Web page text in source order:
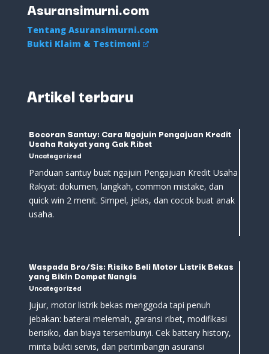
Asuransimurni.com
Tentang Asuransimurni.com
Bukti Klaim & Testimoni
Artikel terbaru
Bocoran Santuy: Cara Ngajuin Pengajuan Kredit
Usaha Rakyat yang Gak Ribet
Uncategorized
Panduan santuy buat ngajuin Pengajuan Kredit Usaha
Rakyat: dokumen, langkah, common mistake, dan
quick win 2 menit. Simpel, jelas, dan cocok buat anak
usaha.
Waspada Bro/Sis: Risiko Beli Motor Listrik Bekas
yang Bikin Dompet Nangis
Uncategorized
Jujur, motor listrik bekas menggoda tapi penuh
jebakan: baterai melemah, garansi ribet, modifikasi
berisiko, dan biaya tersembunyi. Cek battery history,
minta bukti servis, dan pertimbangin asuransi